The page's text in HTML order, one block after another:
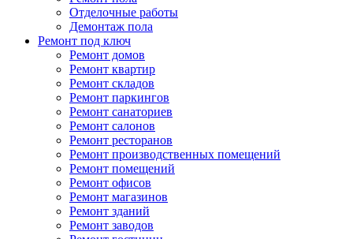
Отделочные работы
Демонтаж пола
Ремонт под ключ
Ремонт домов
Ремонт квартир
Ремонт складов
Ремонт паркингов
Ремонт санаториев
Ремонт салонов
Ремонт ресторанов
Ремонт производственных помещений
Ремонт помещений
Ремонт офисов
Ремонт магазинов
Ремонт зданий
Ремонт заводов